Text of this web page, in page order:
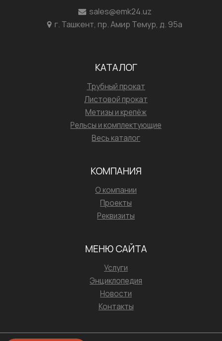
sales@emk24.uz
г. Ташкент, пр. Амир Темур, д. 95а
КАТАЛОГ
Трубный прокат
Листовой прокат
Метизы и крепёж
Рельсы и комплектующие
Весь каталог
КОМПАНИЯ
О компании
Проекты
Реквизиты
МЕНЮ САЙТА
Услуги
Энциклопедия
Новости
Контакты